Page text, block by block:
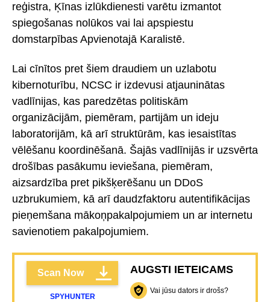
reģistra, Ķīnas izlūkdienesti varētu izmantot
spiegošanas nolūkos vai lai apspiestu
domstarpības Apvienotajā Karalistē.
Lai cīnītos pret šiem draudiem un uzlabotu
kibernoturību, NCSC ir izdevusi atjauninātas
vadlīnijas, kas paredzētas politiskām
organizācijām, piemēram, partijām un ideju
laboratorijām, kā arī struktūrām, kas iesaistītas
vēlēšanu koordinēšanā. Šajās vadlīnijās ir uzsvērta
drošības pasākumu ieviešana, piemēram,
aizsardzība pret pikšķerēšanu un DDoS
uzbrukumiem, kā arī daudzfaktoru autentifikācijas
pieņemšana mākoņpakalpojumiem un ar internetu
savienotiem pakalpojumiem.
Scan Now
SPYHUNTER
AUGSTI IETEICAMS
Vai jūsu dators ir drošs?